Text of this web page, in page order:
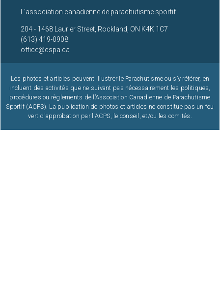
L'association canadienne de parachutisme sportif
204 - 1468 Laurier Street, Rockland, ON K4K 1C7
(613) 419-0908
office@cspa.ca
Les photos et articles peuvent illustrer le Parachutisme ou s’y référer, en
incluent des activités que ne suivant pas nécessairement les politiques,
procédures ou règlements de l’Association Canadienne de Parachutisme
Sportif (ACPS). La publication de photos et articles ne constitue pas un feu
vert d'approbation par l'ACPS, le conseil, et/ou les comités.